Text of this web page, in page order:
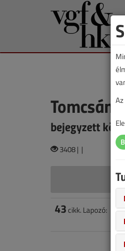
bejegyzett
3408 | |
43 cikk. Lapozó: